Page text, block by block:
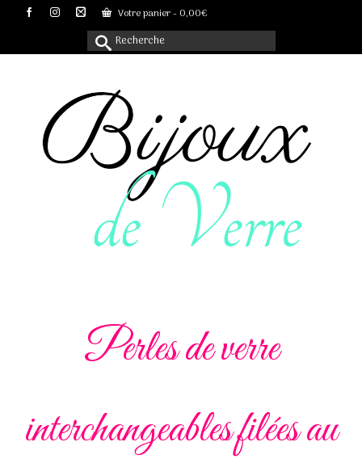
Votre panier- 0,00€
Rechercher :
Perles de verre
interchangeables filées au